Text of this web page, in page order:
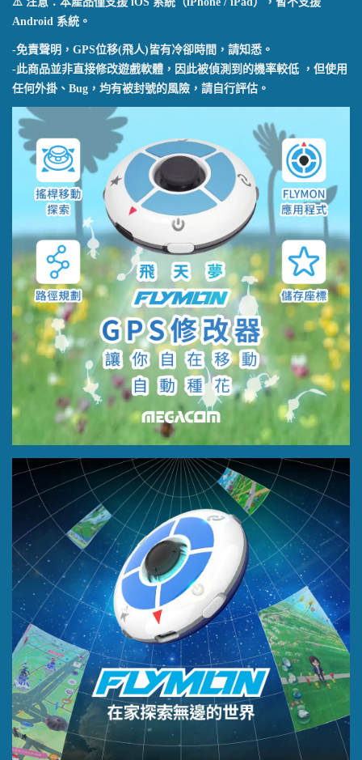
Android 系統。
-免責聲明，GPS位移(飛人)皆有冷卻時間，請知悉。
-此商品並非直接修改遊戲軟體，因此被偵測到的機率較低 ，但使用
任何外掛、Bug，均有被封號的風險，請自行評估。